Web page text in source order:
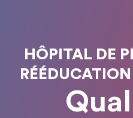
HÔPITAL DE